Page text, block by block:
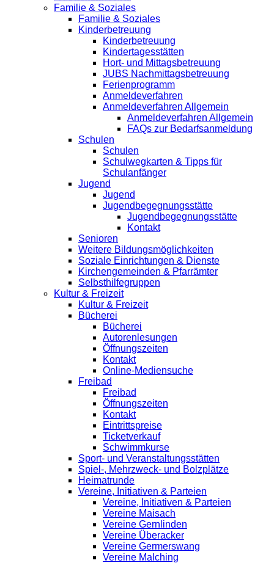
Familie & Soziales
Familie & Soziales
Kinderbetreuung
Kinderbetreuung
Kindertagesstätten
Hort- und Mittagsbetreuung
JUBS Nachmittagsbetreuung
Ferienprogramm
Anmeldeverfahren
Anmeldeverfahren Allgemein
Anmeldeverfahren Allgemein
FAQs zur Bedarfsanmeldung
Schulen
Schulen
Schulwegkarten & Tipps für
Schulanfänger
Jugend
Jugend
Jugendbegegnungsstätte
Jugendbegegnungsstätte
Kontakt
Senioren
Weitere Bildungsmöglichkeiten
Soziale Einrichtungen & Dienste
Kirchengemeinden & Pfarrämter
Selbsthilfegruppen
Kultur & Freizeit
Kultur & Freizeit
Bücherei
Bücherei
Autorenlesungen
Öffnungszeiten
Kontakt
Online-Mediensuche
Freibad
Freibad
Öffnungszeiten
Kontakt
Eintrittspreise
Ticketverkauf
Schwimmkurse
Sport- und Veranstaltungsstätten
Spiel-, Mehrzweck- und Bolzplätze
Heimatrunde
Vereine, Initiativen & Parteien
Vereine, Initiativen & Parteien
Vereine Maisach
Vereine Gernlinden
Vereine Überacker
Vereine Germerswang
Vereine Malching